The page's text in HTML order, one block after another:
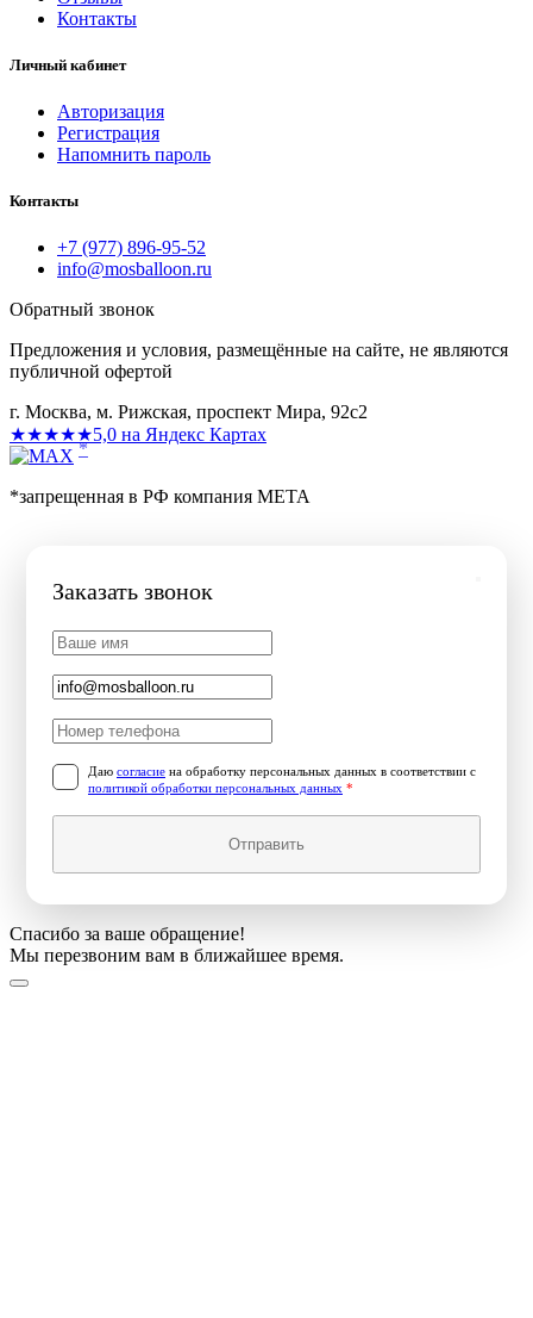
Контакты
Личный кабинет
Авторизация
Регистрация
Напомнить пароль
Контакты
+7 (977) 896-95-52
info@mosballoon.ru
Обратный звонок
Предложения и условия, размещённые на сайте, не являются
публичной офертой
г. Москва, м. Рижская, проспект Мира, 92с2
★★★★★5,0 на Яндекс Картах
*
*запрещенная в РФ компания МЕТА
Заказать звонок
Даю согласие на обработку персональных данных в соответствии с
политикой обработки персональных данных *
Отправить
Спасибо за ваше обращение!
Мы перезвоним вам в ближайшее время.